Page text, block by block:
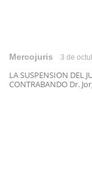
Mercojuris 3 de
LA SUSPENSION DEL
CONTRABANDO Dr.